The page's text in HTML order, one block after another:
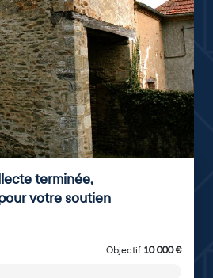
terminée,
votre soutien
Objectif 10 000€